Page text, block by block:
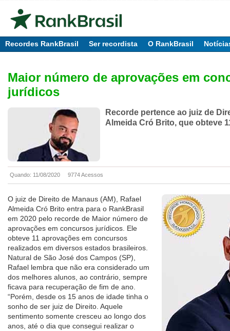
Recordes RankBrasil Ser recordista O RankBrasil
Maior número de aprovações em
jurídicos
Recorde pertence ao juiz de
Almeida Cró Brito, que obteve
Quando: 11/08/2020 9774 Acessos
O juiz de Direito de Manaus (AM), Rafael
Almeida Cró Brito entra para o RankBrasil
em 2020 pelo recorde de Maior número de
aprovações em concursos jurídicos. Ele
obteve 11 aprovações em concursos
realizados em diversos estados brasileiros.
Natural de São José dos Campos (SP),
Rafael lembra que não era considerado um
dos melhores alunos, ao contrário, sempre
ficava para recuperação de fim de ano.
“Porém, desde os 15 anos de idade tinha o
sonho de ser juiz de Direito. Aquele
sentimento somente cresceu ao longo dos
anos, até o dia que consegui realizar o